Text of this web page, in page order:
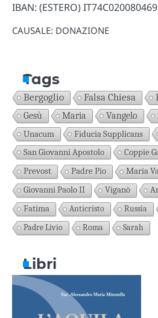
IBAN: (ESTERO)
CAUSALE: DONAZIONE
Tags
Bergoglio Falsa Chiesa
Gesù Maria Vangelo
Unacum
Fiducia Supplicans
San Giovanni Apostolo
Coppie
Prevost
Padre Pio
Maria
Giovanni Paolo II
Viganò
Fatima
Anticristo Russia
Padre Livio
Roma Sarah
Libri